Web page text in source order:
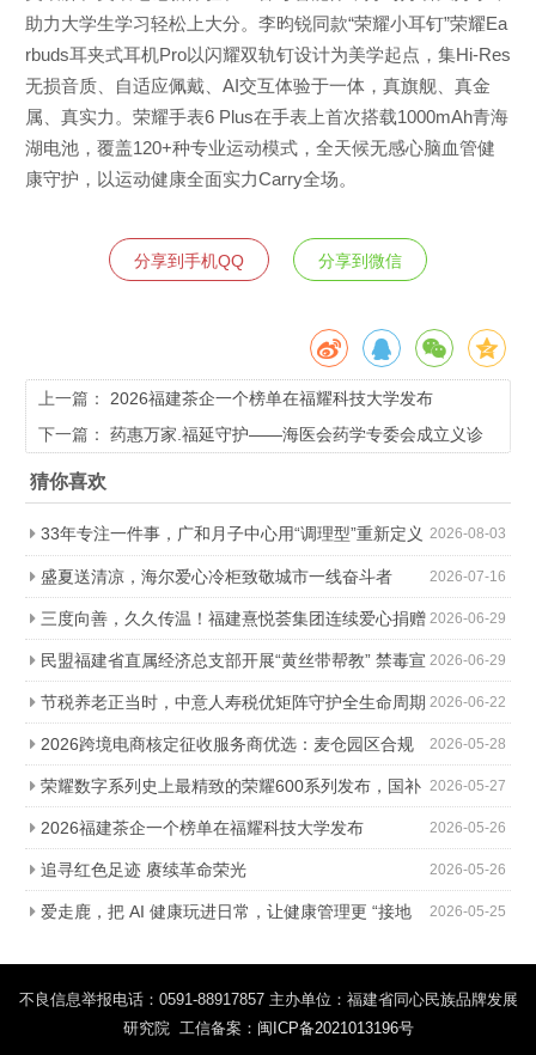
助力大学生学习轻松上大分。李昀锐同款“荣耀小耳钉”荣耀Ea
rbuds耳夹式耳机Pro以闪耀双轨钉设计为美学起点，集Hi-Res
无损音质、自适应佩戴、AI交互体验于一体，真旗舰、真金
属、真实力。荣耀手表6 Plus在手表上首次搭载1000mAh青海
湖电池，覆盖120+种专业运动模式，全天候无感心脑血管健
康守护，以运动健康全面实力Carry全场。
分享到手机QQ 分享到微信
上一篇： 2026福建茶企一个榜单在福耀科技大学发布
下一篇： 药惠万家.福延守护——海医会药学专委会成立义诊
暨母亲节慰问活动在福州举行
猜你喜欢
2026-08-03
33年专注一件事，广和月子中心用“调理型”重新定义
科学坐月子 2026-07-16
盛夏送清凉，海尔爱心冷柜致敬城市一线奋斗者
2026-06-29
三度向善，久久传温！福建熹悦荟集团连续爱心捐赠
助力金秋助学 2026-06-29
民盟福建省直属经济总支部开展“黄丝带帮教” 禁毒宣
传进社区活动 2026-06-22
节税养老正当时，中意人寿税优矩阵守护全生命周期
2026-05-28
2026跨境电商核定征收服务商优选：麦仓园区合规
降负，轻松降本增效 2026-05-27
荣耀数字系列史上最精致的荣耀600系列发布，国补
价2294.15元起 2026-05-26
2026福建茶企一个榜单在福耀科技大学发布
2026-05-26
追寻红色足迹 赓续革命荣光
2026-05-25
爱走鹿，把 AI 健康玩进日常，让健康管理更 “接地
不良信息举报电话：0591-88917857 主办单位：福建省同心民族品牌发展
研究院 工信备案： 闽ICP备2021013196号